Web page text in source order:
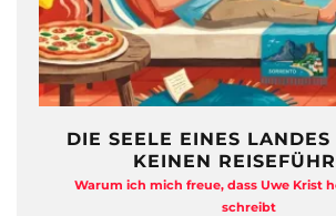
DIE SEELE EINES LANDES
KEINEN
Warum ich mich freue, dass Uwe Krist
schreibt